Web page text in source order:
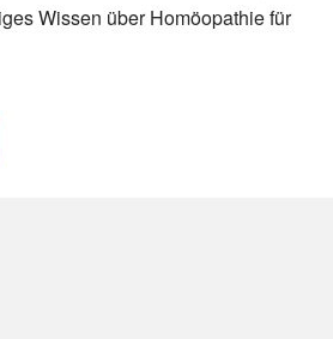
Wissen über Homöopathie für